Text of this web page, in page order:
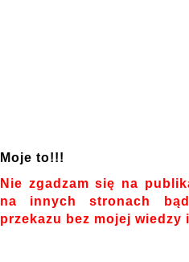
Moje to!!!
Nie zgadzam się na
na innych stronach
przekazu bez mojej wiedzy